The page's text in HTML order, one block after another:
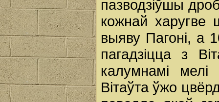
пазводзіўшы
кожнай харугве
выяву Пагоні, а
пагадзіцца з
калумнамі
Вітаўта ўжо